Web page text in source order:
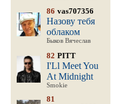
86 vas707356
Назову тебя
облаком
Быков Вячеслав
82 PITT
I'Ll Meet You
At Midnight
Smokie
81